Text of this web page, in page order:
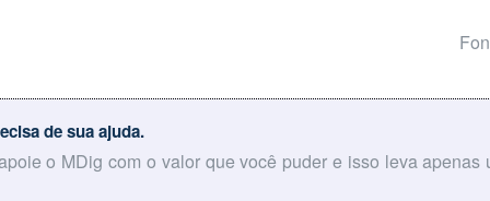
de sua ajuda.
o MDig com o valor que você puder e isso leva apenas